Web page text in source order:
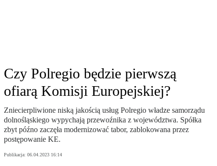
Czy Polregio będzie pierwszą
ofiarą Komisji Europejskiej?
Zniecierpliwione niską jakością usług Polregio władze samorządu
dolnośląskiego wypychają przewoźnika z województwa. Spółka
zbyt późno zaczęła modernizować tabor, zablokowana przez
postępowanie KE.
Publikacja: 06.04.2023 16:14